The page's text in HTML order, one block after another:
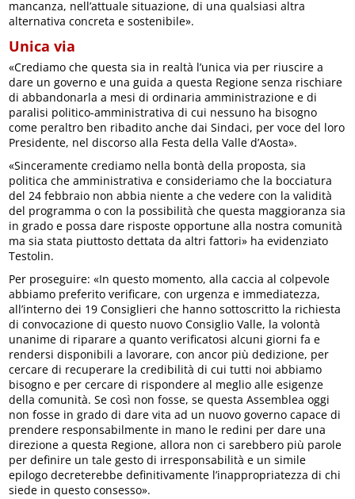
mancanza, nell’attuale situazione, di una qualsiasi altra
alternativa concreta e sostenibile».
Unica via
«Crediamo che questa sia in realtà l’unica via per riuscire a
dare un governo e una guida a questa Regione senza rischiare
di abbandonarla a mesi di ordinaria amministrazione e di
paralisi politico-amministrativa di cui nessuno ha bisogno
come peraltro ben ribadito anche dai Sindaci, per voce del loro
Presidente, nel discorso alla Festa della Valle d’Aosta».
«Sinceramente crediamo nella bontà della proposta, sia
politica che amministrativa e consideriamo che la bocciatura
del 24 febbraio non abbia niente a che vedere con la validità
del programma o con la possibilità che questa maggioranza sia
in grado e possa dare risposte opportune alla nostra comunità
ma sia stata piuttosto dettata da altri fattori» ha evidenziato
Testolin.
Per proseguire: «In questo momento, alla caccia al colpevole
abbiamo preferito verificare, con urgenza e immediatezza,
all’interno dei 19 Consiglieri che hanno sottoscritto la richiesta
di convocazione di questo nuovo Consiglio Valle, la volontà
unanime di riparare a quanto verificatosi alcuni giorni fa e
rendersi disponibili a lavorare, con ancor più dedizione, per
cercare di recuperare la credibilità di cui tutti noi abbiamo
bisogno e per cercare di rispondere al meglio alle esigenze
della comunità. Se così non fosse, se questa Assemblea oggi
non fosse in grado di dare vita ad un nuovo governo capace di
prendere responsabilmente in mano le redini per dare una
direzione a questa Regione, allora non ci sarebbero più parole
per definire un tale gesto di irresponsabilità e un simile
epilogo decreterebbe definitivamente l’inappropriatezza di chi
siede in questo consesso».